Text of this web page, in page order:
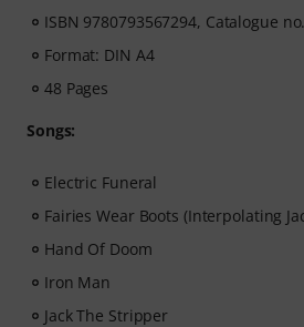
ISBN 9780793567294, Catalogue
Format: DIN A4
48 Pages
Songs:
Electric Funeral
Fairies Wear Boots (Interpolating
Hand Of Doom
Iron Man
Jack The Stripper